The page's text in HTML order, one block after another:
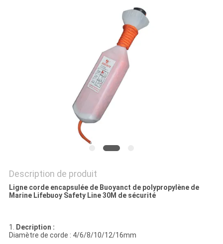
Description de produit
Ligne corde encapsulée de Buoyanct de polypropylène de
Marine Lifebuoy Safety Line 30M de sécurité
1. Decription :
Diamètre de corde : 4/6/8/10/12/16mm